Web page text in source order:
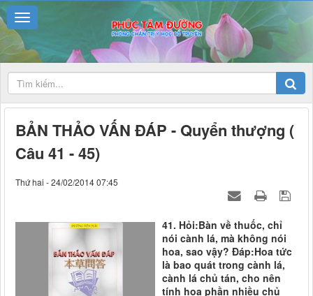
BẢN THẢO VẤN ĐÁP - Quyển thượng (
Câu 41 - 45)
Thứ hai - 24/02/2014 07:45
41. Hỏi:Bàn về thuốc, chỉ
nói cành lá, mà không nói
hoa, sao vậy? Đáp:Hoa tức
là bao quát trong cành lá,
cành lá chủ tán, cho nên
tính hoa phần nhiều chủ